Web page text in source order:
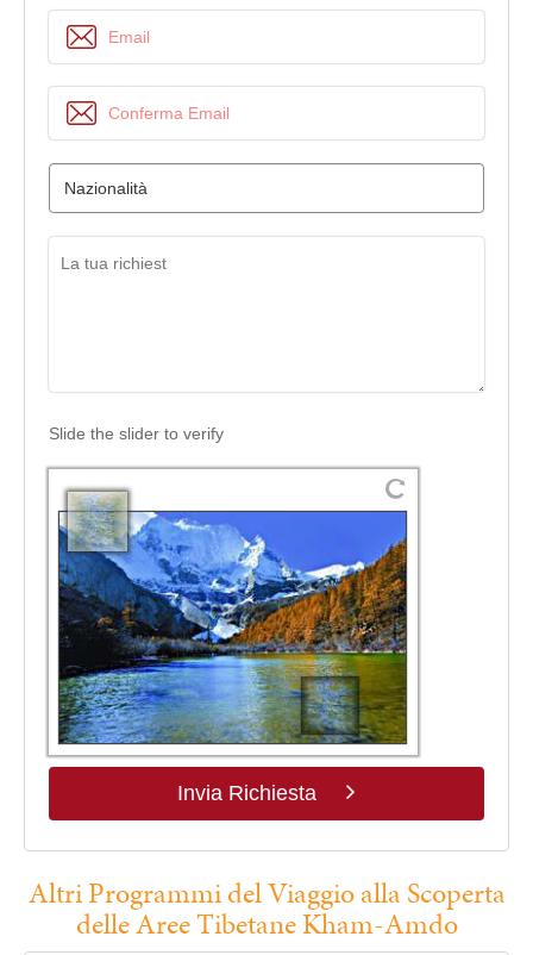
Slide the slider to verify
Invia Richiesta
Altri Programmi del Viaggio alla Scoperta
delle Aree Tibetane Kham-Amdo